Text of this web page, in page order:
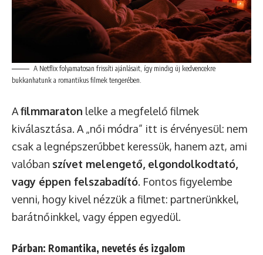
A Netflix folyamatosan frissíti ajánlásait, így mindig új kedvencekre
bukkanhatunk a romantikus filmek tengerében.
Afilmmaraton lelke a megfelelő filmek
kiválasztása. A „női módra” itt is érvényesül: nem
csak a legnépszerűbbet keressük, hanem azt, ami
valóban szívet melengető, elgondolkodtató,
vagy éppen felszabadító. Fontos figyelembe
venni, hogy kivel nézzük a filmet: partnerünkkel,
barátnőinkkel, vagy éppen egyedül.
Párban: Romantika, nevetés és izgalom